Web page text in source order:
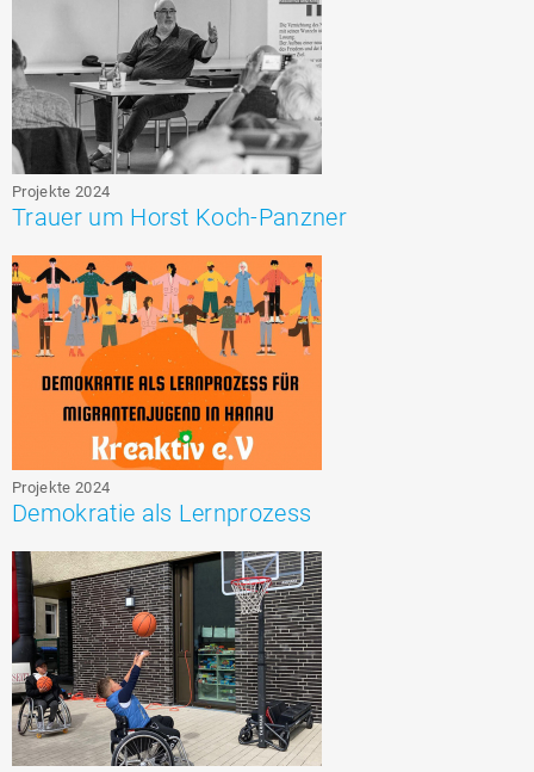
Projekte 2024
Trauer um Horst Koch-Panzner
Projekte 2024
Demokratie als Lernprozess